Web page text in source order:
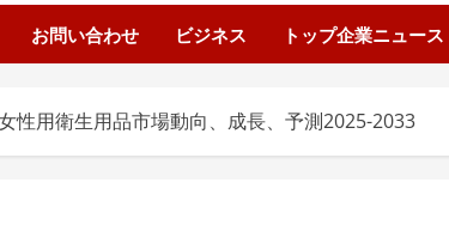
お問い合わせ ビジネス トップ企業ニュース
性用衛生用品市場動向、成長、予測2025-2033